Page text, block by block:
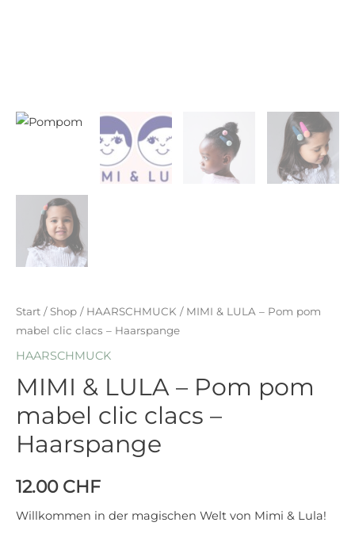
Start /Shop / HAARSCHMUCK / MIMI & LULA – Pom pom
mabel clic clacs – Haarspange
HAARSCHMUCK
MIMI & LULA – Pom pom
mabel clic clacs –
Haarspange
12.00 CHF
Willkommen in der magischen Welt von Mimi & Lula!